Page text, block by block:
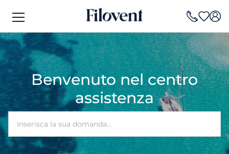
Benvenuto nel centro
assistenza